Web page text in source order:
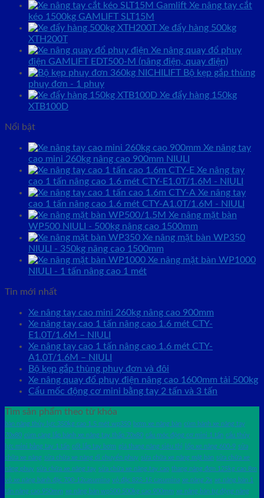
Xe nâng tay cắt
kéo 1500kg GAMLIFT SLT15M
Xe đẩy hàng 500kg
XTH200T
Xe nâng quay đổ phuy
điện GAMLIFT EDT500-M (nâng điện, quay điện)
Bộ kẹp gắp thùng
phuy đơn - 1 phuy
Xe đẩy hàng 150kg
XTB100D
Nổi bật
Xe nâng tay
cao mini 260kg nâng cao 900mm NIULI
Xe nâng tay
cao 1 tấn nâng cao 1.6 mét CTY-E1.0T/1.6M - NIULI
Xe nâng tay
cao 1 tấn nâng cao 1.6 mét CTY-A1.0T/1.6M - NIULI
Xe nâng mặt bàn
WP500 NIULI - 500kg nâng cao 1500mm
Xe nâng mặt bàn WP350
NIULI - 350kg nâng cao 1500mm
Xe nâng mặt bàn WP1000
NIULI - 1 tấn nâng cao 1 mét
Tin mới nhất
Xe nâng tay cao mini 260kg nâng cao 900mm
Xe nâng tay cao 1 tấn nâng cao 1.6 mét CTY-
E1.0T/1.6M – NIULI
Xe nâng tay cao 1 tấn nâng cao 1.6 mét CTY-
A1.0T/1.6M – NIULI
Bộ kẹp gắp thùng phuy đơn và đôi
Xe nâng quay đổ phuy điện nâng cao 1600mm tải 500kg
Cẩu mốc động cơ mini bằng tay 2 tấn và 3 tấn
Tìm sản phẩm theo từ khóa
bàn nâng thủy lực 350kg cao 1.5 mét wp350 bơm xe nâng bàn cùm bánh xe nâng tay
70x80 cùm càng lắp bánh xe nâng tay thấp 70x80 cẩu móc động cơ mini 1 tấn cẩu thủy
lực mini bằng tay 1 tấn cốt lắp tay bơm giá thang nâng siêu thị lốp xe nâng 600-9 sửa
chữa xe nâng sửa chữa xe nâng di chuyển phuy sửa chữa xe nâng mặt bàn sửa chữa xe
nâng phuy sửa chữa xe nâng tay sửa chữa xe nâng tay cao thang nâng đơn 125kg cao 8m
vỏ xe nâng bánh đặc 700-12casumina vỏ đặc 825-15 casumina xe nâng 2x xe nâng bàn 1
tấn nâng cao 950mm xe nâng bàn wp500 500kg cao 900mm xe nâng bán tự động nâng